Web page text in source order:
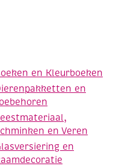
en Kleurboeken
en
en Veren
en